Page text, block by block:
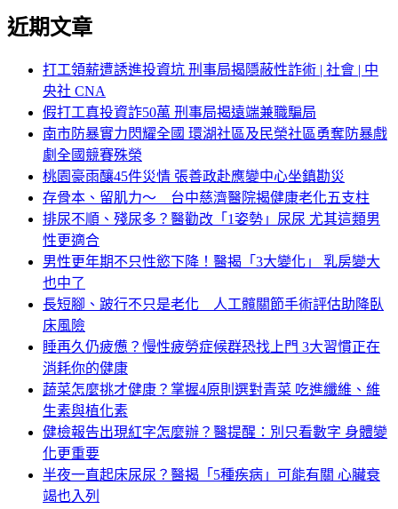
近期文章
打工領薪遭誘進投資坑 刑事局揭隱蔽性詐術 | 社會 | 中
央社 CNA
假打工真投資詐50萬 刑事局揭遠端兼職騙局
南市防暴實力閃耀全國 環湖社區及民榮社區勇奪防暴戲
劇全國競賽殊榮
桃園豪雨釀45件災情 張善政赴應變中心坐鎮勘災
存骨本、留肌力～ 台中慈濟醫院揭健康老化五支柱
排尿不順、殘尿多？醫勸改「1姿勢」尿尿 尤其這類男
性更適合
男性更年期不只性慾下降！醫揭「3大變化」 乳房變大
也中了
長短腳、跛行不只是老化 人工髖關節手術評估助降臥
床風險
睡再久仍疲憊？慢性疲勞症候群恐找上門 3大習慣正在
消耗你的健康
蔬菜怎麼挑才健康？掌握4原則選對青菜 吃進纖維、維
生素與植化素
健檢報告出現紅字怎麼辦？醫提醒：別只看數字 身體變
化更重要
半夜一直起床尿尿？醫揭「5種疾病」可能有關 心臟衰
竭也入列